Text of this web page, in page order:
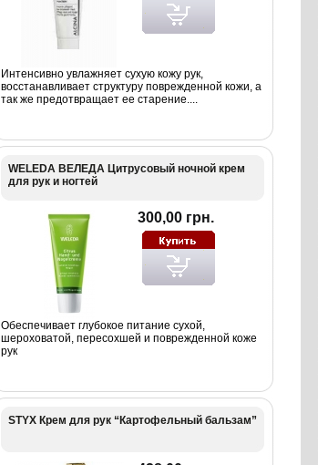
Интенсивно увлажняет сухую кожу рук,
восстанавливает структуру поврежденной кожи, а
так же предотвращает ее старение....
WELEDA ВЕЛЕДА Цитрусовый ночной крем
для рук и ногтей
300,00 грн.
Обеспечивает глубокое питание сухой,
шероховатой, пересохшей и поврежденной коже
рук
STYX Крем для рук “Картофельный бальзам”